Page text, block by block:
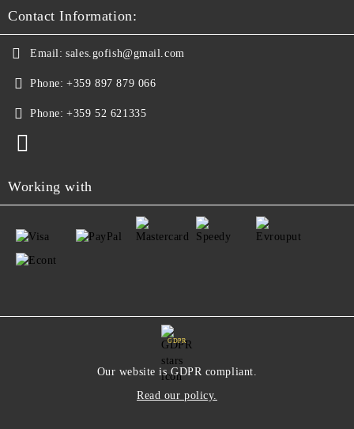
Contact Information:
Email: sales.gofish@gmail.com
Phone: +359 897 879 066
Phone: +359 52 621335
Working with
GDPR
Our website is GDPR compliant.
Read our policy.